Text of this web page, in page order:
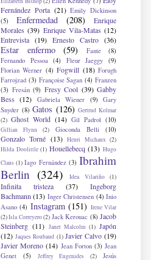
Fernández Porta (21) Emily Dickinson
(5)
Enfermedad (208)
Enrique
Morales (39) Enrique Vila-Matas (12)
Entrevista (19) Ernesto Castro (36)
Estar enfermo (59) Fante
(8)
Fernando Pessoa
(4) Fleur Jaeggy
(9)
Florian Werner (4) Fogwill (18) Forugh
Farrojzad (3) Françoise Sagan (4) Franzen
(3) Fresán (9) Fresy Cool (39) Gabby
Bess (12) Gabriela Wiener (9)
Gary
Snyder (8) Gatos (126) Gertrud Kolmar
(2) Ghost World (14) Gil Padrol (10)
Gillian Flynn (2) Gioconda Belli (10)
Gonzalo Torné (13) Henri Michaux (2)
Hilda Doolittle (1) Houellebecq (13) Hugo
Claus (1) Iago Fernández (3) Ibrahim
Berlin (324) Idea Vilariño (1)
Infinita tristeza (37)
Ingeborg
Bachmann (13) Inger Christensen (4) Inio
Asano (4) Instagram (151) Irene Vilar
(2)Isla Correyero(2) Jack Kerouac (8) Jacob
Steinberg (11) Janet Malcolm (1) Japón
(12) Jaques Roubaud (1) Javier Calvo (19)
Javier Moreno (14) Jean Forton (3) Jean
Genet
(5) Jeffrey Eugenides (2)
Jesús